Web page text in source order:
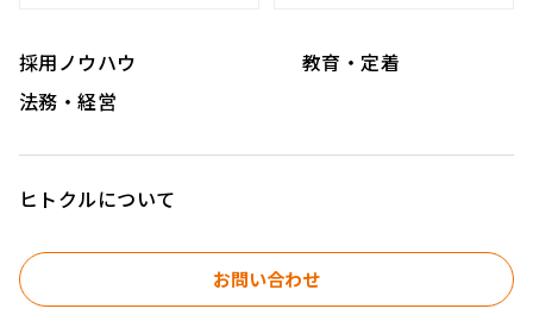
採用ノウハウ
教育・定着
法務・経営
ヒトクルについて
お問い合わせ